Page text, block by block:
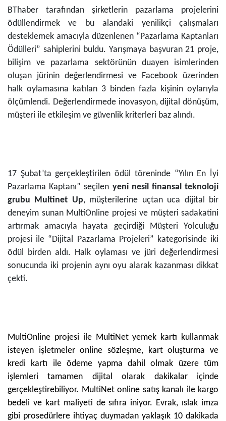
BThaber tarafından şirketlerin pazarlama projelerini
ödüllendirmek ve bu alandaki yenilikçi çalışmaları
desteklemek amacıyla düzenlenen “Pazarlama Kaptanları
Ödülleri” sahiplerini buldu. Yarışmaya başvuran 21 proje,
bilişim ve pazarlama sektörünün duayen isimlerinden
oluşan jürinin değerlendirmesi ve Facebook üzerinden
halk oylamasına katılan 3 binden fazla kişinin oylarıyla
ölçümlendi. Değerlendirmede inovasyon, dijital dönüşüm,
müşteri ile etkileşim ve güvenlik kriterleri baz alındı.
17 Şubat’ta gerçekleştirilen ödül töreninde “Yılın En İyi
Pazarlama Kaptanı” seçilen yeni nesil finansal teknoloji
grubu Multinet Up, müşterilerine uçtan uca dijital bir
deneyim sunan MultiOnline projesi ve müşteri sadakatini
artırmak amacıyla hayata geçirdiği Müşteri Yolculuğu
projesi ile “Dijital Pazarlama Projeleri” kategorisinde iki
ödül birden aldı. Halk oylaması ve jüri değerlendirmesi
sonucunda iki projenin aynı oyu alarak kazanması dikkat
çekti.
MultiOnline projesi ile MultiNet yemek kartı kullanmak
isteyen işletmeler online sözleşme, kart oluşturma ve
kredi kartı ile ödeme yapma dahil olmak üzere tüm
işlemleri tamamen dijital olarak dakikalar içinde
gerçekleştirebiliyor. MultiNet online satış kanalı ile kargo
bedeli ve kart maliyeti de sıfıra iniyor. Evrak, ıslak imza
gibi prosedürlere ihtiyaç duymadan yaklaşık 10 dakikada